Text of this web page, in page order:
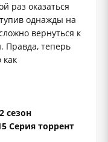
раз оказаться
однажды на
вернуться к
Правда, теперь
как
сезон
Серия торрент